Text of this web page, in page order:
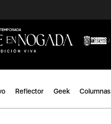
Reflector Geek Columnas